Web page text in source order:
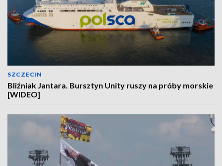
SZCZECIN
Bliźniak Jantara. Bursztyn Unity ruszy na próby morskie
[WIDEO]